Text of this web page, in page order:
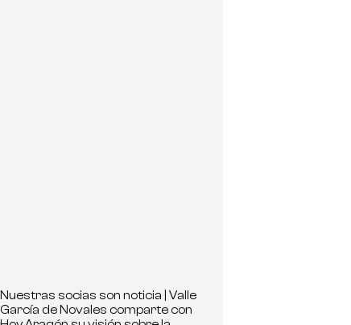
Nuestras socias son noticia | Valle
García de Novales comparte con